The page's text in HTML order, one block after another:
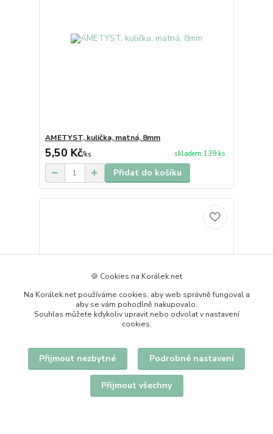
AMETYST, kulička, matná, 8mm
5,50 Kč/ks skladem 139 ks
Přidat do košíku
AMETYST, kuličky s fasetou, 3mm (10ks)
🍪 Cookies na Korálek.net
Na Korálek.net používáme cookies, aby web správně fungoval a
aby se vám pohodlně nakupovalo.
Souhlas můžete kdykoliv upravit nebo odvolat v nastavení
cookies.
Přijmout nezbytné Podrobné nastavení
Přijmout všechny